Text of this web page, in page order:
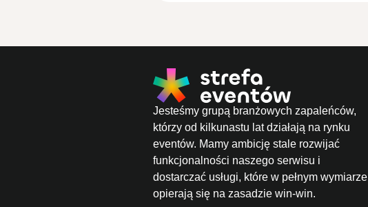
Jesteśmy grupą branżowych zapaleńców,
którzy od kilkunastu lat działają na rynku
eventów. Mamy ambicję stale rozwijać
funkcjonalności naszego serwisu i
dostarczać usługi, które w pełnym wymiarze
opierają się na zasadzie win-win.